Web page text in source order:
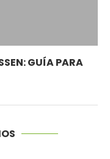
GUÍA PARA